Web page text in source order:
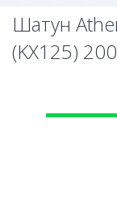
Шатун
(KX125)